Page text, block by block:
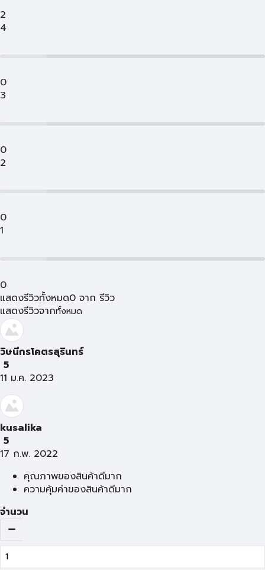
2
4
0
3
0
2
0
1
0
แสดงรีวิวทั้งหมด0 จาก รีวิว
แสดงรีวิวจากทั้งหมด
วิษนีกรโคตรสุรินทร์
5
11 ม.ค. 2023
kusalika
5
17 ก.พ. 2022
คุณภาพของสินค้าดีมาก
ความคุ้มค่าของสินค้าดีมาก
จำนวน